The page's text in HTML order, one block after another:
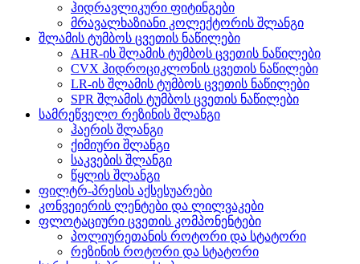
ჰიდრავლიკური ფიტინგები
მრავალხაზიანი კოლექტორის შლანგი
შლამის ტუმბოს ცვეთის ნაწილები
AHR-ის შლამის ტუმბოს ცვეთის ნაწილები
CVX ჰიდროციკლონის ცვეთის ნაწილები
LR-ის შლამის ტუმბოს ცვეთის ნაწილები
SPR შლამის ტუმბოს ცვეთის ნაწილები
სამრეწველო რეზინის შლანგი
ჰაერის შლანგი
ქიმიური შლანგი
საკვების შლანგი
წყლის შლანგი
ფილტრ-პრესის აქსესუარები
კონვეიერის ლენტები და ლილვაკები
ფლოტაციური ცვეთის კომპონენტები
პოლიურეთანის როტორი და სტატორი
რეზინის როტორი და სტატორი